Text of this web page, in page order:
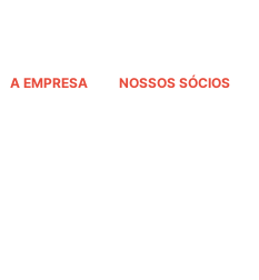
A EMPRESA NOSSOS SÓCIOS